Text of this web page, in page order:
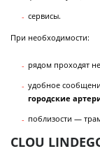
сервисы.
При необходимости:
рядом проходят
удобное
городские
поблизости —
CLOU